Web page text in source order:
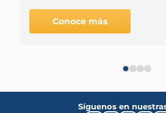
Conoce más
Síguenos en